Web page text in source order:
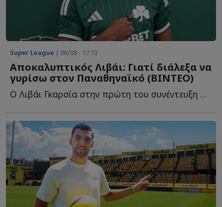
Super League | 06/08 - 17:13
Αποκαλυπτικός Λιβάι: Γιατί διάλεξα να
γυρίσω στον Παναθηναϊκό (ΒΙΝΤΕΟ)
Ο Λιβάι Γκαρσία στην πρώτη του συνέντευξη ως παίκτης τ...